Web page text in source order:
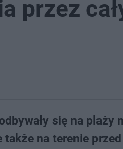
przez
się na plaży
na terenie